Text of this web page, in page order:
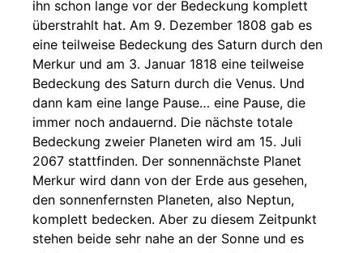
ihn schon lange vor der Bedeckung komplett
überstrahlt hat. Am 9. Dezember 1808 gab es
eine teilweise Bedeckung des Saturn durch den
Merkur und am 3. Januar 1818 eine teilweise
Bedeckung des Saturn durch die Venus. Und
dann kam eine lange Pause… eine Pause, die
immer noch andauernd. Die nächste totale
Bedeckung zweier Planeten wird am 15. Juli
2067 stattfinden. Der sonnennächste Planet
Merkur wird dann von der Erde aus gesehen,
den sonnenfernsten Planeten, also Neptun,
komplett bedecken. Aber zu diesem Zeitpunkt
stehen beide sehr nahe an der Sonne und es